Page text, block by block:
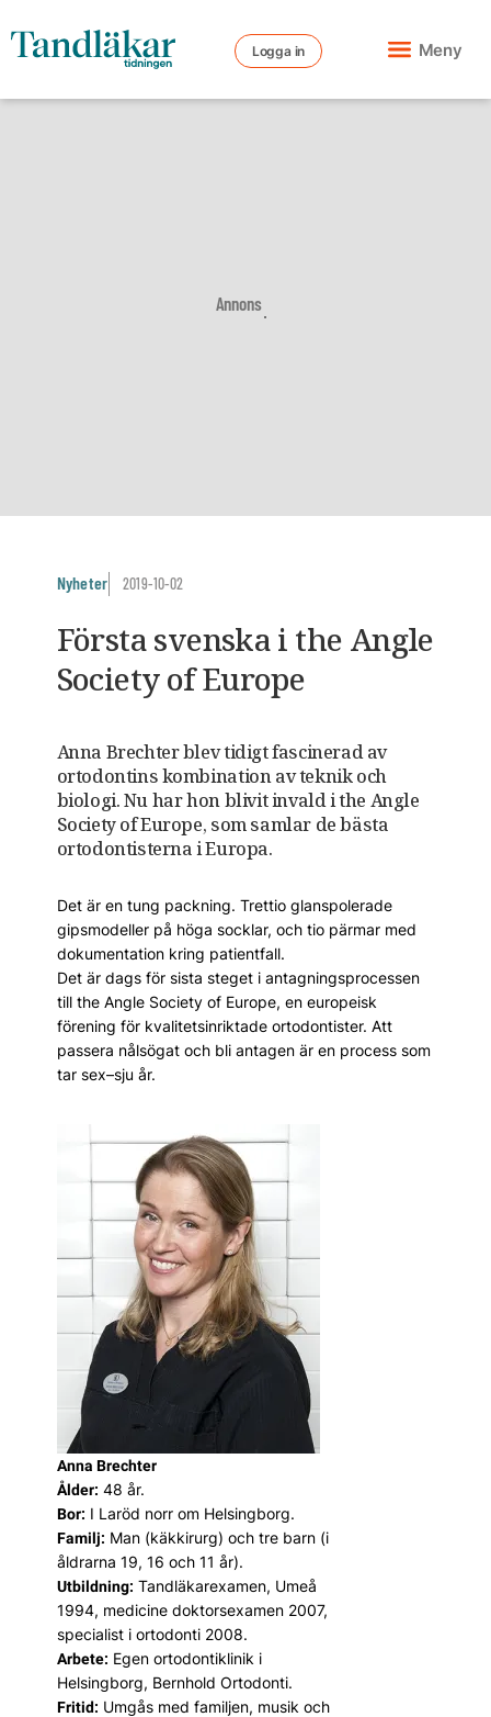
Logga in Meny
Annons
Nyheter 2019-10-02
Första svenska i the Angle
Society of Europe
Anna Brechter blev tidigt fascinerad av
ortodontins kombination av teknik och
biologi. Nu har hon blivit invald i the Angle
Society of Europe, som samlar de bästa
ortodontisterna i Europa.
Det är en tung packning. Trettio glanspolerade
gipsmodeller på höga socklar, och tio pärmar med
dokumentation kring patientfall.
Det är dags för sista steget i antagningsprocessen
till the Angle Society of Europe, en euro­peisk
förening för kvalitetsinriktade ortodontister. Att
passera nålsögat och bli antagen är en process som
tar sex–sju år.
Anna Brechter
Ålder: 48 år.
Bor: I Laröd norr om Helsingborg.
Familj: Man (käkkirurg) och tre barn (i
åldrarna 19, 16 och 11 år).
Utbildning: Tandläkarexamen, Umeå
1994, medicine doktorsexamen 2007,
specialist i ortodonti 2008.
Arbete: Egen ortodontiklinik i
Helsingborg, Bernhold Ortodonti.
Fritid: Umgås med familjen, musik och